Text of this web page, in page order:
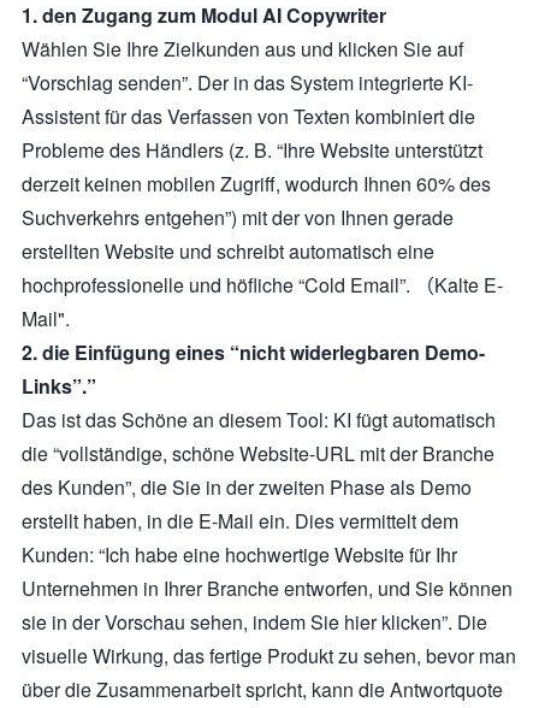
1. den Zugang zum Modul AI Copywriter
Wählen Sie Ihre Zielkunden aus und klicken Sie auf
“Vorschlag senden”. Der in das System integrierte KI-
Assistent für das Verfassen von Texten kombiniert die
Probleme des Händlers (z. B. “Ihre Website unterstützt
derzeit keinen mobilen Zugriff, wodurch Ihnen 60% des
Suchverkehrs entgehen”) mit der von Ihnen gerade
erstellten Website und schreibt automatisch eine
hochprofessionelle und höfliche “Cold Email”. （Kalte E-
Mail".
2. die Einfügung eines “nicht widerlegbaren Demo-
Links”.”
Das ist das Schöne an diesem Tool: KI fügt automatisch
die “vollständige, schöne Website-URL mit der Branche
des Kunden”, die Sie in der zweiten Phase als Demo
erstellt haben, in die E-Mail ein. Dies vermittelt dem
Kunden: “Ich habe eine hochwertige Website für Ihr
Unternehmen in Ihrer Branche entworfen, und Sie können
sie in der Vorschau sehen, indem Sie hier klicken”. Die
visuelle Wirkung, das fertige Produkt zu sehen, bevor man
über die Zusammenarbeit spricht, kann die Antwortquote